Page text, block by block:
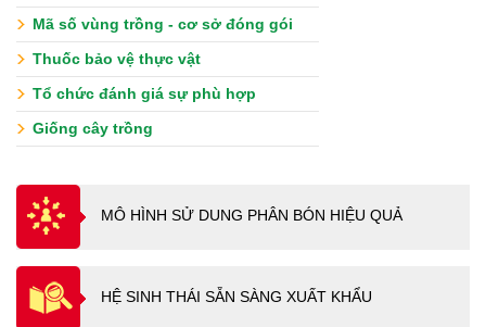
Mã số vùng trồng - cơ sở đóng gói
Thuốc bảo vệ thực vật
Tổ chức đánh giá sự phù hợp
Giống cây trồng
MÔ HÌNH SỬ DUNG PHÂN BÓN HIỆU QUẢ
HỆ SINH THÁI SẴN SÀNG XUẤT KHẨU